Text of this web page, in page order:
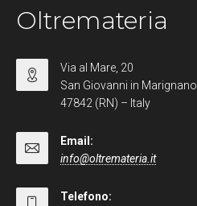
Oltremateria
Via al Mare, 20
San Giovanni in Marignano
47842 (RN) – Italy
Email:
info@oltremateria.it
Telefono: